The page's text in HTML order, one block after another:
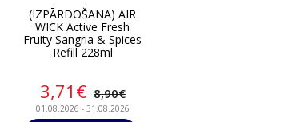
(IZPĀRDOŠANA) AIR
WICK Active Fresh
Fruity Sangria & Spices
Refill 228ml
3,71€ 8,90€
01.08.2026 - 31.08.2026